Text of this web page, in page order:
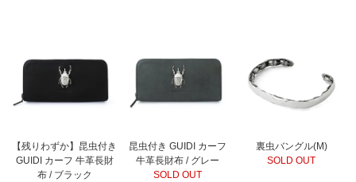
【残りわずか】昆虫付き
GUIDI カーフ 牛革長財
布 / ブラック
昆虫付き GUIDI カーフ
牛革長財布 / グレー
SOLD OUT
裏虫バングル(M)
SOLD OUT